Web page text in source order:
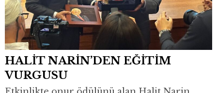
HALİT NARİN’DEN EĞİTİM
VURGUSU